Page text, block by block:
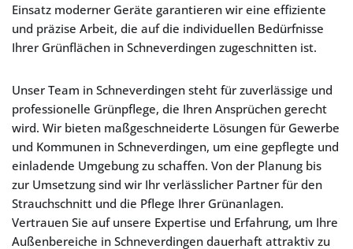
Einsatz moderner Geräte garantieren wir eine effiziente
und präzise Arbeit, die auf die individuellen Bedürfnisse
Ihrer Grünflächen in Schneverdingen zugeschnitten ist.
Unser Team in Schneverdingen steht für zuverlässige und
professionelle Grünpflege, die Ihren Ansprüchen gerecht
wird. Wir bieten maßgeschneiderte Lösungen für Gewerbe
und Kommunen in Schneverdingen, um eine gepflegte und
einladende Umgebung zu schaffen. Von der Planung bis
zur Umsetzung sind wir Ihr verlässlicher Partner für den
Strauchschnitt und die Pflege Ihrer Grünanlagen.
Vertrauen Sie auf unsere Expertise und Erfahrung, um Ihre
Außenbereiche in Schneverdingen dauerhaft attraktiv zu